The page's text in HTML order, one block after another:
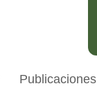
Publicaciones